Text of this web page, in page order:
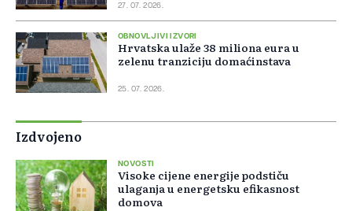
27. 07. 2026.
OBNOVLJIVI IZVORI
Hrvatska ulaže 38 miliona eura u
zelenu tranziciju domaćinstava
25. 07. 2026.
Izdvojeno
NOVOSTI
Visoke cijene energije podstiču
ulaganja u energetsku efikasnost
domova